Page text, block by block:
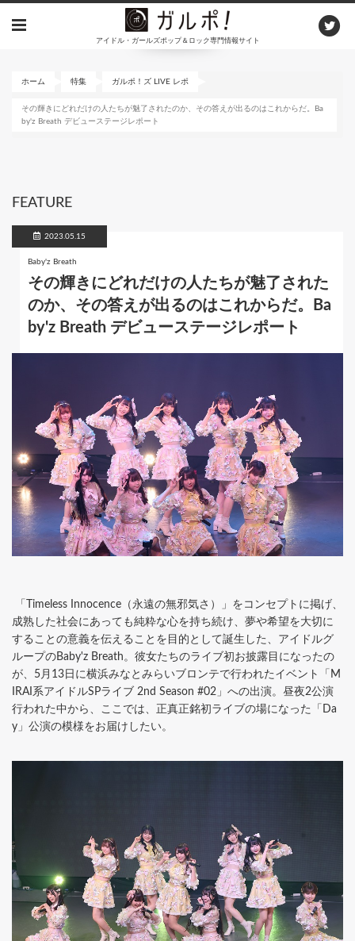
アイドル・ガールズポップ＆ロック専門情報サイト
ホーム 特集 ガルポ！ズ LIVE レポ
その輝きにどれだけの人たちが魅了されたのか、その答えが出るのはこれからだ。Ba
by'z Breath デビューステージレポート
FEATURE
2023.05.15
Baby'z Breath
その輝きにどれだけの人たちが魅了された
のか、その答えが出るのはこれからだ。Ba
by'z Breath デビューステージレポート
「Timeless Innocence（永遠の無邪気さ）」をコンセプトに掲げ、
成熟した社会にあっても純粋な心を持ち続け、夢や希望を大切に
することの意義を伝えることを目的として誕生した、アイドルグ
ループのBaby'z Breath。彼女たちのライブ初お披露目になったの
が、5月13日に横浜みなとみらいブロンテで行われたイベント「M
IRAI系アイドルSPライブ 2nd Season #02」への出演。昼夜2公演
行われた中から、ここでは、正真正銘初ライブの場になった「Da
y」公演の模様をお届けしたい。